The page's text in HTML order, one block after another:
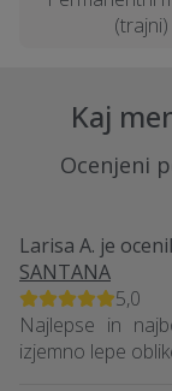
(trajni)
Kaj
Ocenjeni
Larisa A. je
SANTANA
5,0
Najlepse in
izjemno lepe